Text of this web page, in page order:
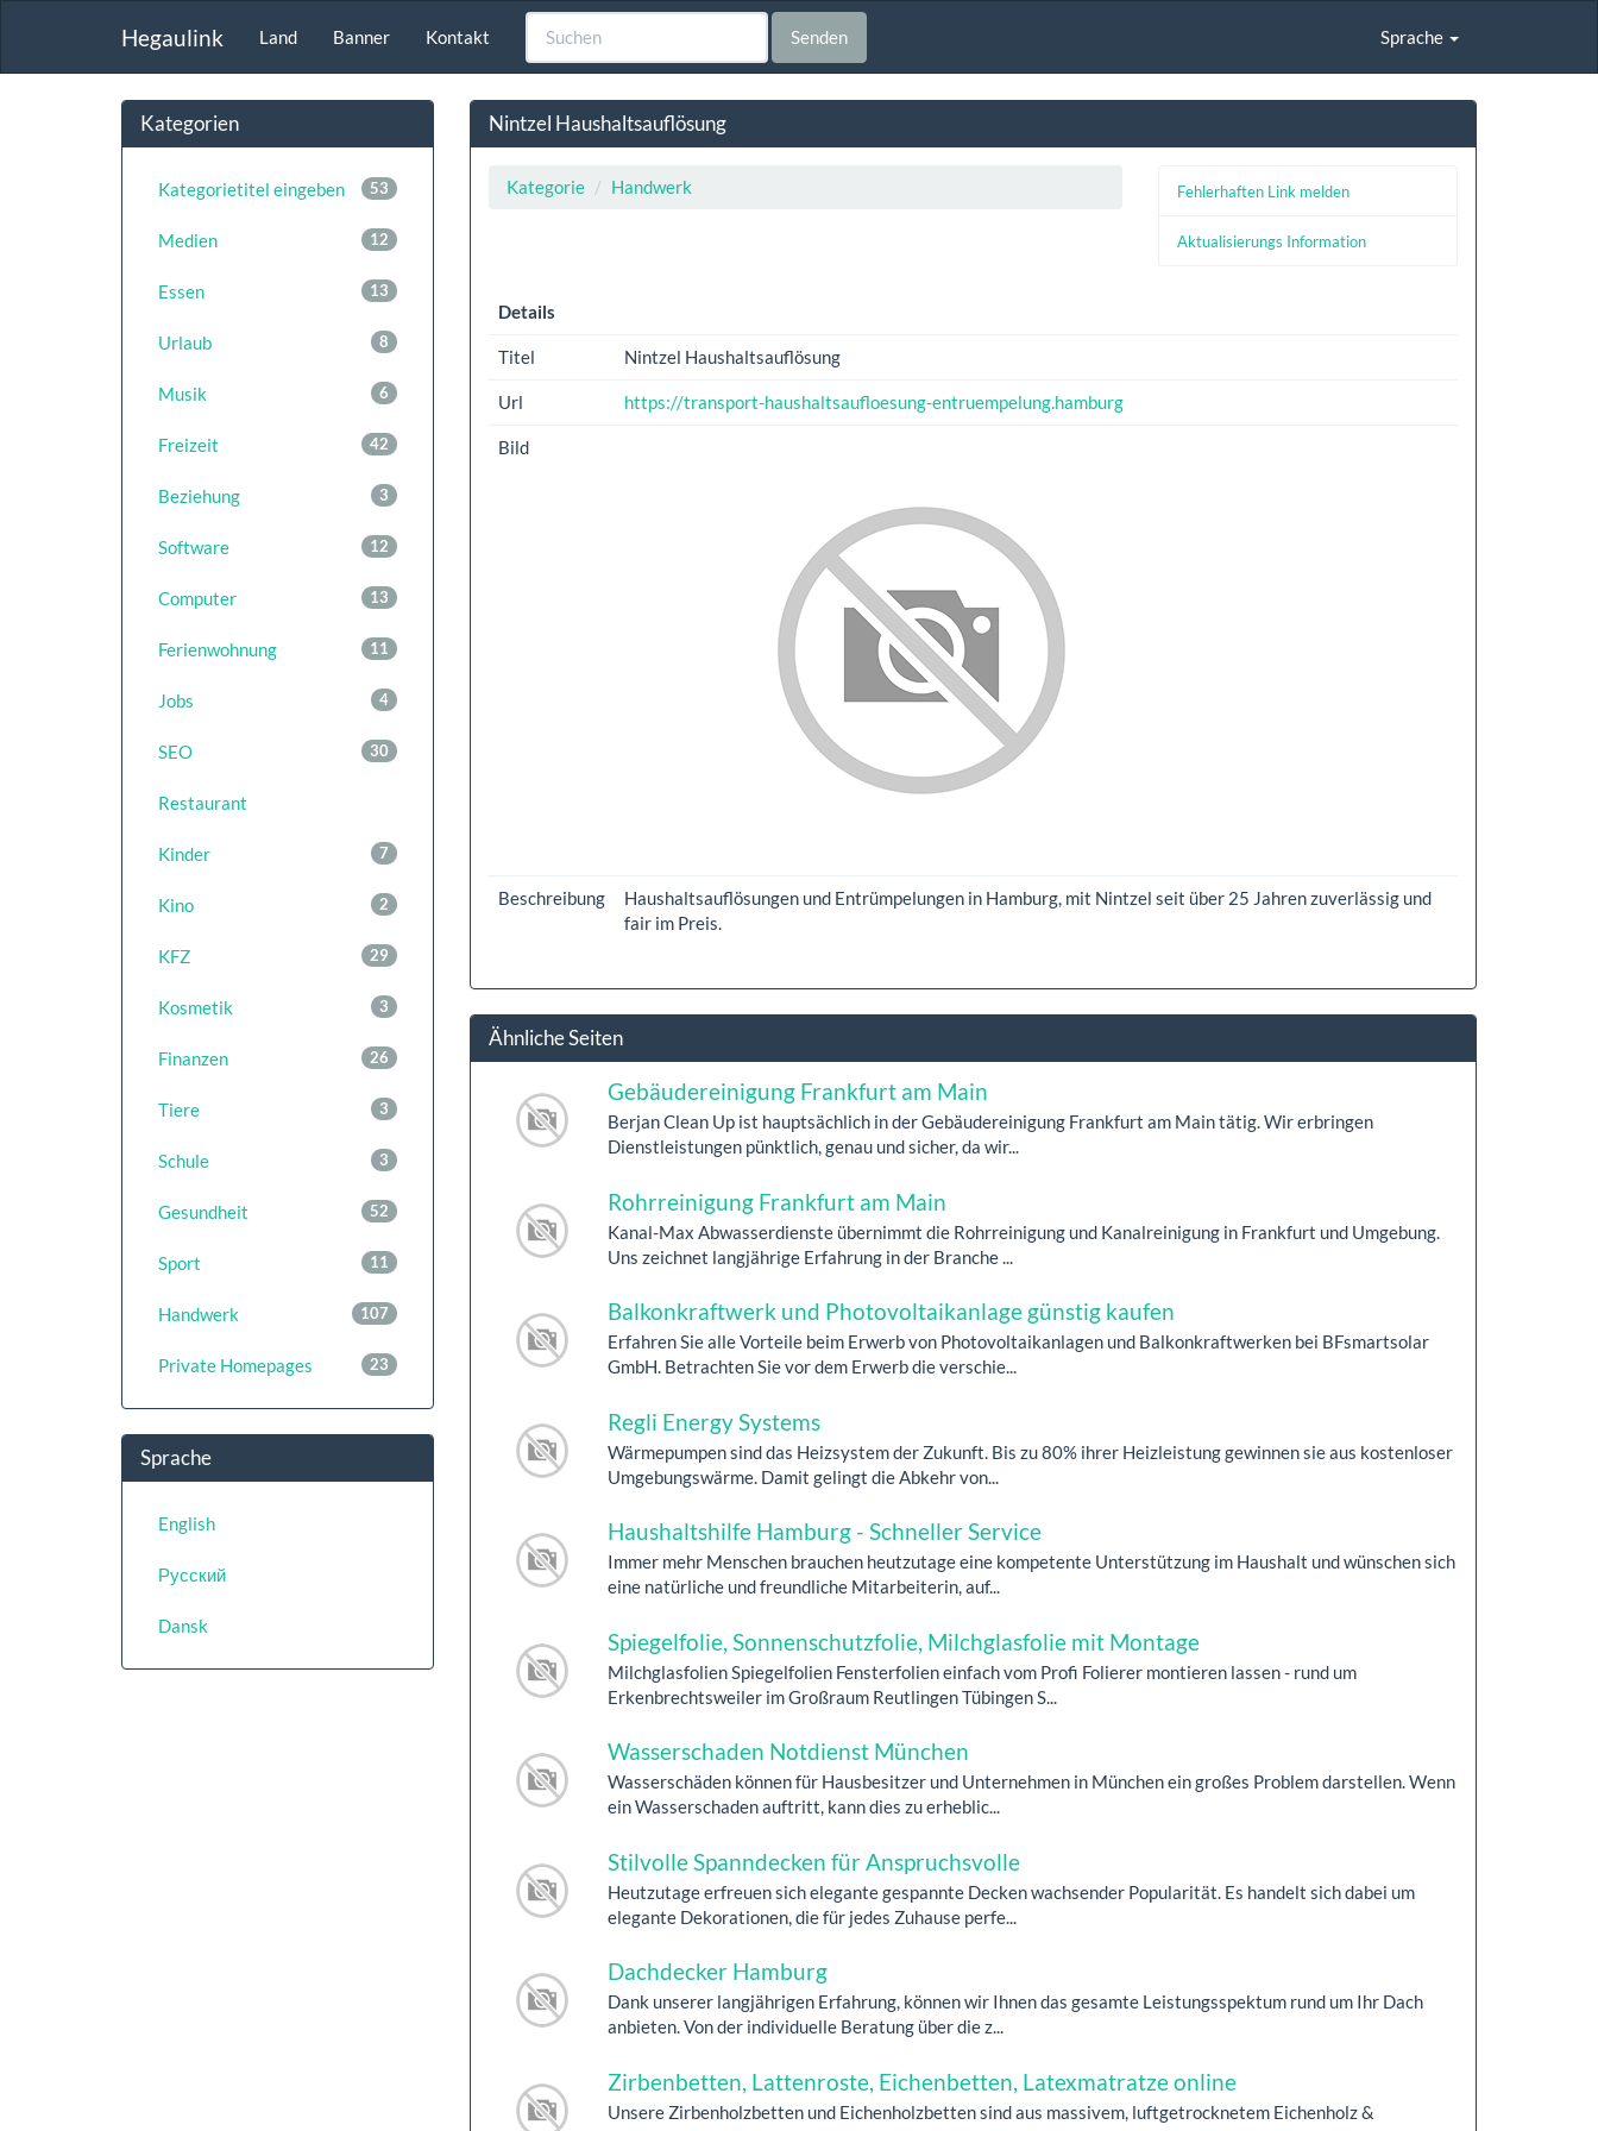
Hegaulink Land Banner Kontakt Senden Sprache
Kategorien
53
Kategorietitel eingeben
12
Medien
13
Essen
8
Urlaub
6
Musik
42
Freizeit
3
Beziehung
12
Software
13
Computer
11
Ferienwohnung
4
Jobs
30
SEO
Restaurant
7
Kinder
2
Kino
29
KFZ
3
Kosmetik
26
Finanzen
3
Tiere
3
Schule
52
Gesundheit
11
Sport
107
Handwerk
23
Private Homepages
Sprache
English
Русский
Dansk
Nintzel Haushaltsauflösung
Kategorie Handwerk Fehlerhaften Link melden
Aktualisierungs Information
Details
Titel Nintzel Haushaltsauflösung
Url https://transport-haushaltsaufloesung-entruempelung.hamburg
Bild
Beschreibung
Haushaltsauflösungen und Entrümpelungen in Hamburg, mit Nintzel seit über 25 Jahren zuverlässig und
fair im Preis.
Ähnliche Seiten
Gebäudereinigung Frankfurt am Main
Berjan Clean Up ist hauptsächlich in der Gebäudereinigung Frankfurt am Main tätig. Wir erbringen
Dienstleistungen pünktlich, genau und sicher, da wir...
Rohrreinigung Frankfurt am Main
Kanal-Max Abwasserdienste übernimmt die Rohrreinigung und Kanalreinigung in Frankfurt und Umgebung.
Uns zeichnet langjährige Erfahrung in der Branche ...
Balkonkraftwerk und Photovoltaikanlage günstig kaufen
Erfahren Sie alle Vorteile beim Erwerb von Photovoltaikanlagen und Balkonkraftwerken bei BFsmartsolar
GmbH. Betrachten Sie vor dem Erwerb die verschie...
Regli Energy Systems
Wärmepumpen sind das Heizsystem der Zukunft. Bis zu 80% ihrer Heizleistung gewinnen sie aus kostenloser
Umgebungswärme. Damit gelingt die Abkehr von...
Haushaltshilfe Hamburg - Schneller Service
Immer mehr Menschen brauchen heutzutage eine kompetente Unterstützung im Haushalt und wünschen sich
eine natürliche und freundliche Mitarbeiterin, auf...
Spiegelfolie, Sonnenschutzfolie, Milchglasfolie mit Montage
Milchglasfolien Spiegelfolien Fensterfolien einfach vom Profi Folierer montieren lassen - rund um
Erkenbrechtsweiler im Großraum Reutlingen Tübingen S...
Wasserschaden Notdienst München
Wasserschäden können für Hausbesitzer und Unternehmen in München ein großes Problem darstellen. Wenn
ein Wasserschaden auftritt, kann dies zu erheblic...
Stilvolle Spanndecken für Anspruchsvolle
Heutzutage erfreuen sich elegante gespannte Decken wachsender Popularität. Es handelt sich dabei um
elegante Dekorationen, die für jedes Zuhause perfe...
Dachdecker Hamburg
Dank unserer langjährigen Erfahrung, können wir Ihnen das gesamte Leistungsspektum rund um Ihr Dach
anbieten. Von der individuelle Beratung über die z...
Zirbenbetten, Lattenroste, Eichenbetten, Latexmatratze online
Unsere Zirbenholzbetten und Eichenholzbetten sind aus massivem, luftgetrocknetem Eichenholz &